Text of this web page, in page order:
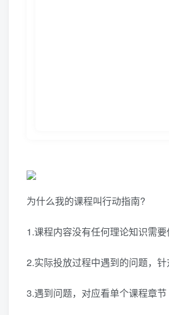
为什么我的课程叫行动指南?
1.课程内容没有任何理论知识需
2.实际投放过程中遇到的问题，针
3.遇到问题，对应看单个课程章节